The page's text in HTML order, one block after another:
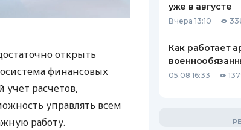
открыть
финансовых
расчетов,
управлять всем
работу.
уже в августе
Вчера 13:10
Как работает
05.08 16:33